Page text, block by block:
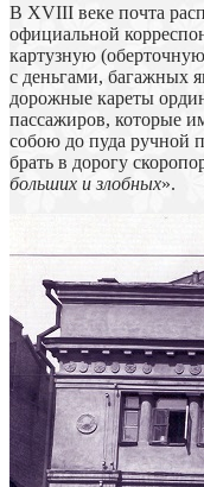
В XVIII веке почта
официальной
картузную
с деньгами, багажных
дорожные кареты
пассажиров, которые
собою до пуда ручной
брать в дорогу
больших и злобных».